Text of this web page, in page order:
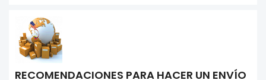
RECOMENDACIONES PARA HACER UN ENVÍO